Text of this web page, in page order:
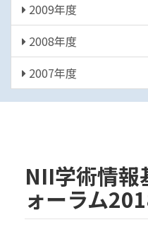
2009年度
2008年度
2007年度
NII学術情報
ォーラム